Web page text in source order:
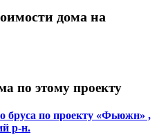
дома на
по этому проекту
бруса по проекту «Фьюжн» ,
р-н.